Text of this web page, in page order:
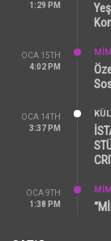
1:29 PM
OCA 15TH
4:02 PM
OCA 14TH
3:37 PM
OCA 9TH
1:38 PM